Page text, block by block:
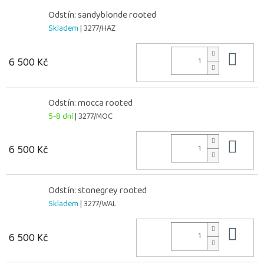
Odstín: sandyblonde rooted
Skladem| 3277/HAZ
6 500 Kč
Odstín: mocca rooted
5-8 dní| 3277/MOC
6 500 Kč
Odstín: stonegrey rooted
Skladem| 3277/WAL
6 500 Kč